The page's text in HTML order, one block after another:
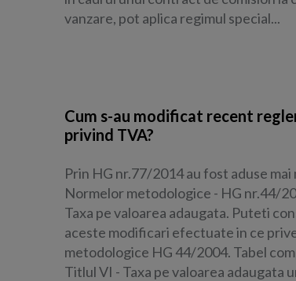
vanzare, pot aplica regimul special...
Cum s-au modificat recent
privind TVA?
Prin HG nr.77/2014 au fost aduse
Normelor metodologice - HG nr.44/
Taxa pe valoarea adaugata. Puteti
aceste modificari efectuate in ce
metodologice HG 44/2004. Tabel
Titlul VI - Taxa pe valoarea adaugata